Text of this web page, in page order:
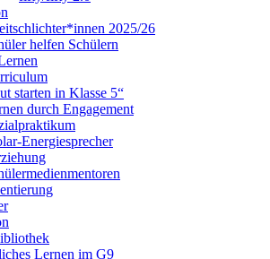
2025/26
helfen Schülern
starten in Klasse 5“
durch Engagement
Energiesprecher
Lernen im G9